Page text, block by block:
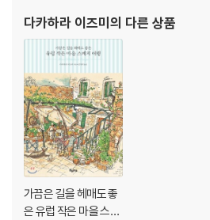
을 담은 첫 번째 책 『가끔은 길
다카하라 이즈미의 다른 상품
가끔은 길을 헤매도 좋
은 유럽 작은 마을 스케